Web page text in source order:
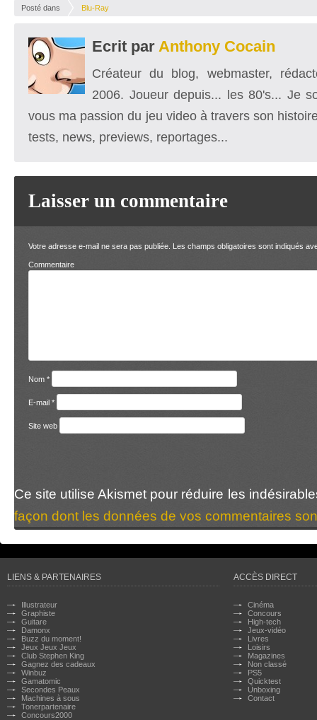
Posté dans Blu-Ray
Ecrit par Anthony Cocain
Créateur du blog, webmaster,
2006. Joueur depuis... les 80's... Je
vous ma passion du jeu video à travers son
tests, news, previews, reportages...
Laisser un commentaire
Votre adresse e-mail ne sera pas publiée. Les champs obligatoires sont indiqués
Nom *
E-mail *
Site web
Ce site utilise Akismet pour réduire les
façon dont les données de vos commentaires
LIENS & PARTENAIRES
Illustrateur
Graphiste
Guitare
Damonx
Buzz du moment!
Jeux Jeux Jeux
Club Stephen King
Gagnez des cadeaux
Winbuz
Gamatomic
Secondes Peaux
Machines à sous
Tonerpartenaire
Concours2000
ACCÈS DIRECT
Cinéma
Concours
High-tech
Jeux-vidéo
Livres
Loisirs
Magazines
Non classé
PS5
Quicktest
Unboxing
Contact